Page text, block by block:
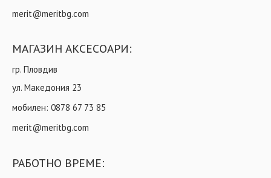
merit@meritbg.com
МАГАЗИН АКСЕСОАРИ:
гр. Пловдив
ул. Македония 23
мобилен: 0878 67 73 85
merit@meritbg.com
РАБОТНО ВРЕМЕ: